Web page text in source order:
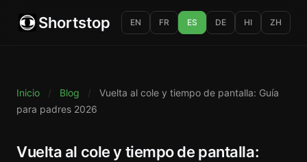
Shortstop EN FR ES DE HI ZH
Inicio / Blog /
Vuelta al cole y tiempo de pantalla: Guía
para padres 2026
Vuelta al cole y tiempo de pantalla: